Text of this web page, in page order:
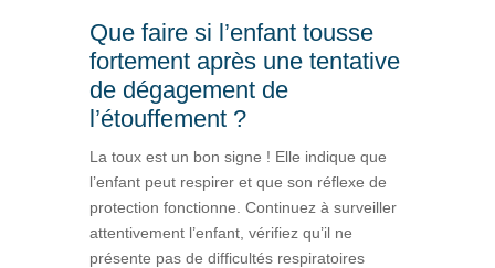
Que faire si l’enfant tousse
fortement après une tentative
de dégagement de
l’étouffement ?
La toux est un bon signe ! Elle indique que
l’enfant peut respirer et que son réflexe de
protection fonctionne. Continuez à surveiller
attentivement l’enfant, vérifiez qu’il ne
présente pas de difficultés respiratoires